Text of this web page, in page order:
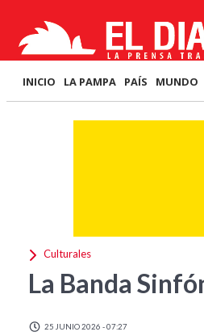
INICIO LA PAMPA PAÍS MUNDO
Culturales
La Banda
25 JUNIO 2026 - 07:27